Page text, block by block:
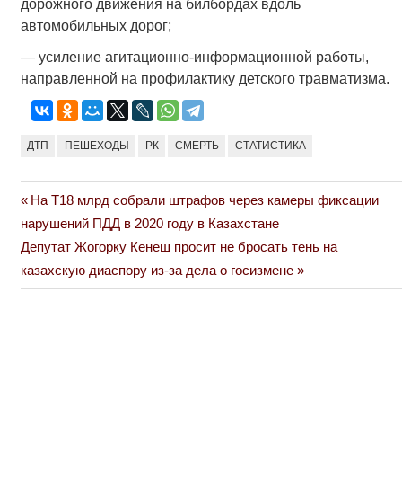
дорожного движения на билбордах вдоль
автомобильных дорог;
— усиление агитационно-информационной работы,
направленной на профилактику детского травматизма.
ДТП ПЕШЕХОДЫ РК СМЕРТЬ СТАТИСТИКА
Навигация
по
записям
Previous
Post:
На Т18 млрд собрали штрафов через камеры фиксации
нарушений ПДД в 2020 году в Казахстане
Next
Post:
Депутат Жогорку Кенеш просит не бросать тень на
казахскую диаспору из-за дела о госизмене